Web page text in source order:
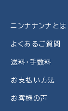
ニンナナンナとは
よくあるご質問
送料・手数料
お支払い方法
お客様の声